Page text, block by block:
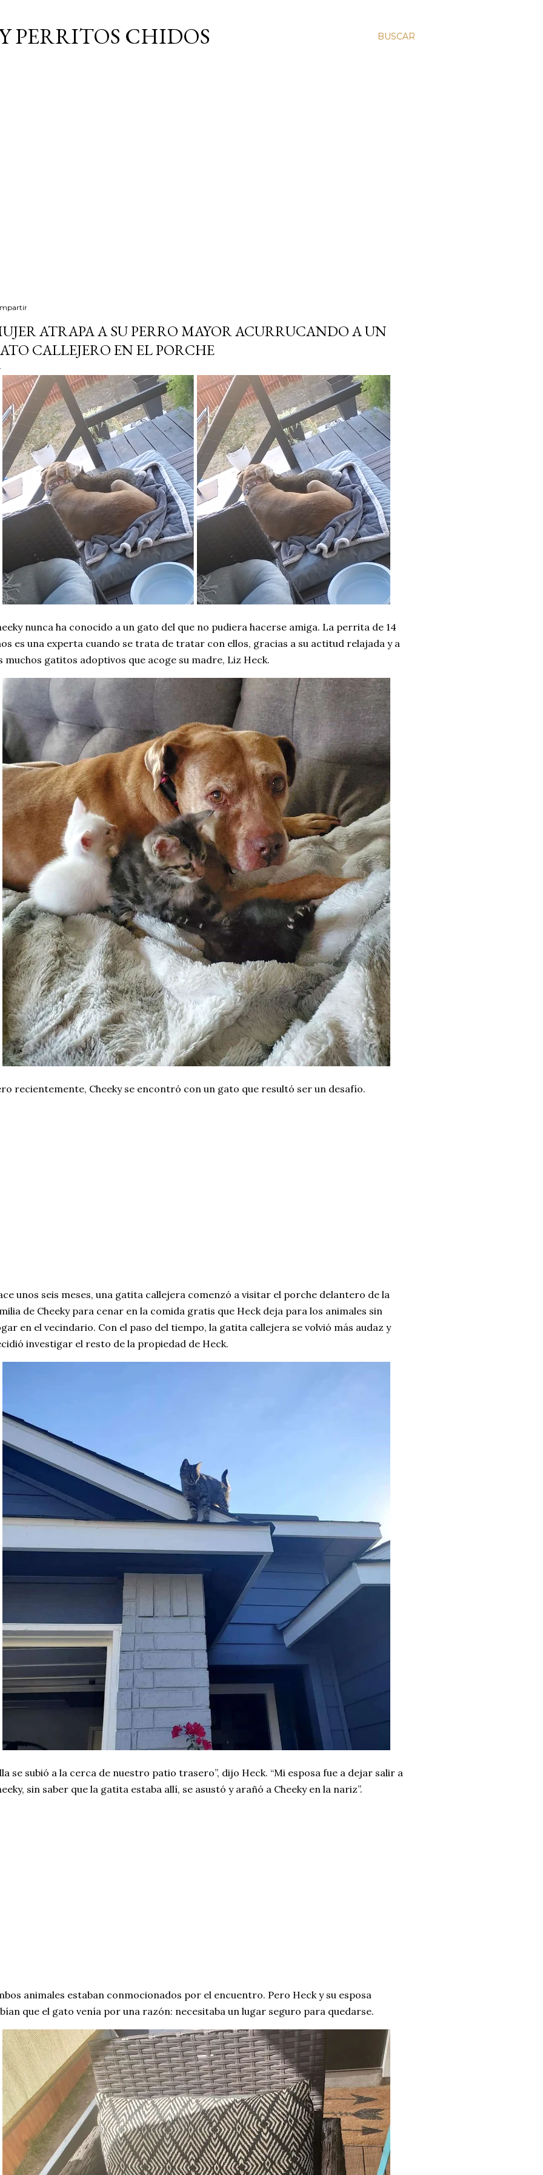
BUSCAR
PERRITOS CHIDOS
ATRAPA A SU PERRO MAYOR ACURRUCANDO A UN
CALLEJERO EN EL PORCHE
nunca ha conocido a un gato del que no pudiera hacerse amiga. La perrita de 14
es una experta cuando se trata de tratar con ellos, gracias a su actitud relajada y a
muchos gatitos adoptivos que acoge su madre, Liz Heck.
recientemente, Cheeky se encontró con un gato que resultó ser un desafío.
unos seis meses, una gatita callejera comenzó a visitar el porche delantero de la
de Cheeky para cenar en la comida gratis que Heck deja para los animales sin
en el vecindario. Con el paso del tiempo, la gatita callejera se volvió más audaz y
investigar el resto de la propiedad de Heck.
se subió a la cerca de nuestro patio trasero”, dijo Heck. “Mi esposa fue a dejar salir a
sin saber que la gatita estaba allí, se asustó y arañó a Cheeky en la nariz”.
animales estaban conmocionados por el encuentro. Pero Heck y su esposa
que el gato venía por una razón: necesitaba un lugar seguro para quedarse.